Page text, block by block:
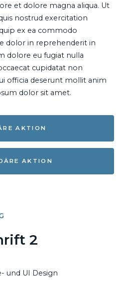
et dolore magna aliqua. Ut
nostrud exercitation
ex ea commodo
dolor in reprehenderit in
dolore eu fugiat nulla
cupidatat non
officia deserunt mollit anim
dolor sit amet.
AKTION
AKTION
2
und UI Design